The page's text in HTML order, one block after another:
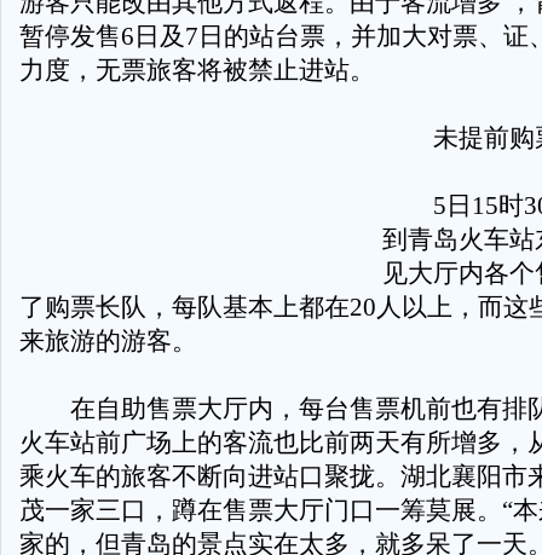
暂停发售6日及7日的站台票，并加大对票、证
力度，无票旅客将被禁止进站。
未提前购
5日15时30
到青岛火车
见大厅内各
了购票长队，每队基本上都在20人以上，而这
来旅游的游客。
在自助售票大厅内，每台售票机前也有排
火车站前广场上的客流也比前两天有所增多，
乘火车的旅客不断向进站口聚拢。湖北襄阳市
茂一家三口，蹲在售票大厅门口一筹莫展。“
家的，但青岛的景点实在太多，就多呆了一天